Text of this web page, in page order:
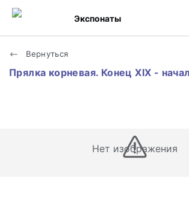
Экспонаты
Вернуться
Прялка корневая. Конец XIX -
Нет изображения